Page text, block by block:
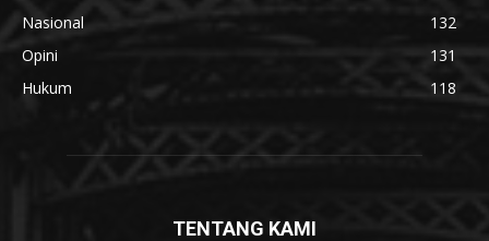
Nasional
132
Opini
131
Hukum
118
TENTANG KAMI